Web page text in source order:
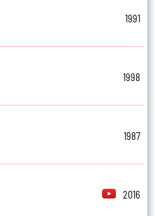
1991
1998
1987
2016